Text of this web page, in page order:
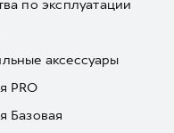
по эксплуатации
аксессуары
PRO
Базовая